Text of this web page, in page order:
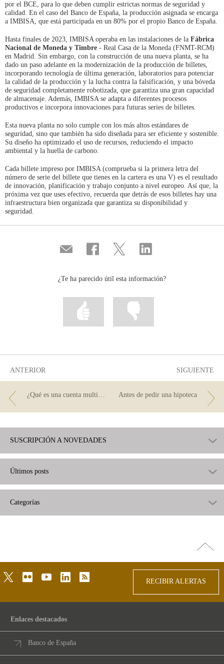
por el BCE, para lo que deben cumplir estrictas normas de seguridad y
calidad. En el caso del Banco de España, la producción asignada se encarga
a IMBISA, que está participada en un 80% por el propio Banco de España.
Hasta finales de 2023, IMBISA operaba en las instalaciones de la Fábrica
Nacional de Moneda y Timbre - Real Casa de la Moneda (FNMT-RCM)
en Madrid. Sin embargo, con la construcción de una nueva planta, se ha
dado un paso adelante en la modernización de la producción de billetes,
incorporando tecnología de última generación, laboratorios para potenciar
la calidad de la producción y la lucha contra la falsificación, y una bóveda
de seguridad completamente robotizada, que garantiza una gran capacidad
de almacenaje. Además, IMBISA se adapta a diferentes procesos
productivos e incorpora innovaciones para futuras series de billetes.
Esta nueva planta no solo cumple con los más altos estándares de
seguridad, sino que también ha sido diseñada para ser eficiente y sostenible.
Su diseño ha optimizado el uso de recursos, reduciendo el impacto
ambiental y la huella de carbono.
Cada billete impreso por IMBISA (comprueba si la primera letra del
número de serie del billete que tienes en la cartera es una V) es el resultado
de innovación, planificación y trabajo conjunto a nivel europeo. Así que, la
próxima vez que uses efectivo, recuerda que detrás de esos billetes hay una
infraestructura bien organizada que garantiza su disponibilidad y
seguridad.
Compartir
por
Compartir
en
Compartir
en
Compartir
en
¿Te ha parecido útil esta información?
Marcar
información
ANTERIOR
¿Qué es una cuenta multidivisa y para qué sirve?
SIGUIENTE
Antes de pedir una hipoteca
SUSCRIPCIÓN A NOVEDADES
Últimos posts
Categorías
arriba
twitterflickr youtubelinkedinrss
RECIBIR ALERTAS
Enlaces destacados
Banco de España